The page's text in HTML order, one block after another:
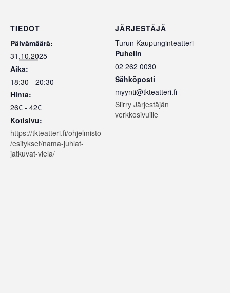
TIEDOT
Päivämäärä:
31.10.2025
Aika:
18:30 - 20:30
Hinta:
26€ - 42€
Kotisivu:
https://tkteatteri.fi/ohjelmisto
/esitykset/nama-juhlat-
jatkuvat-viela/
JÄRJESTÄJÄ
Turun Kaupunginteatteri
Puhelin
02 262 0030
Sähköposti
myynti@tkteatteri.fi
Siirry Järjestäjän
verkkosivuille